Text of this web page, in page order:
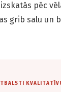
pēc
grib salu un